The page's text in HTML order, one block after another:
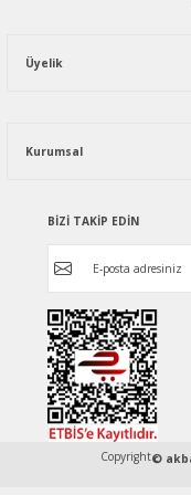
Üyelik
Kurumsal
BİZİ TAKİP EDİN
Copyright©